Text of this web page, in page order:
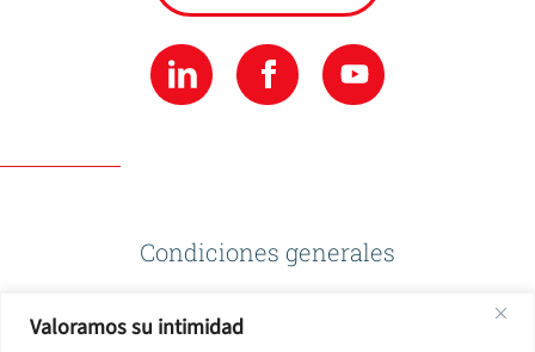
Valoramos su intimidad
Condiciones generales
Política de privacidad